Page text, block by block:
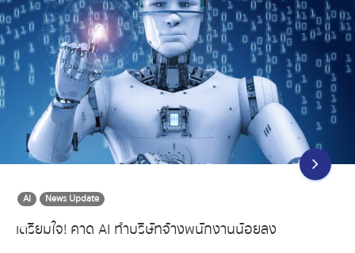
AI News Update
เตรียมใจ! คาด AI ทำบริษัทจ้างพนักงานน้อยลง